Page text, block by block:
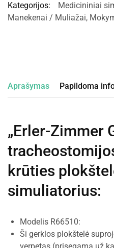
Kategorijos: Medicininiai
Manekenai / Muliažai,
Aprašymas Papildoma
„Erler-Zimmer
krūties
simuliatorius:
Modelis R66510:
Ši gerklos plokštelė